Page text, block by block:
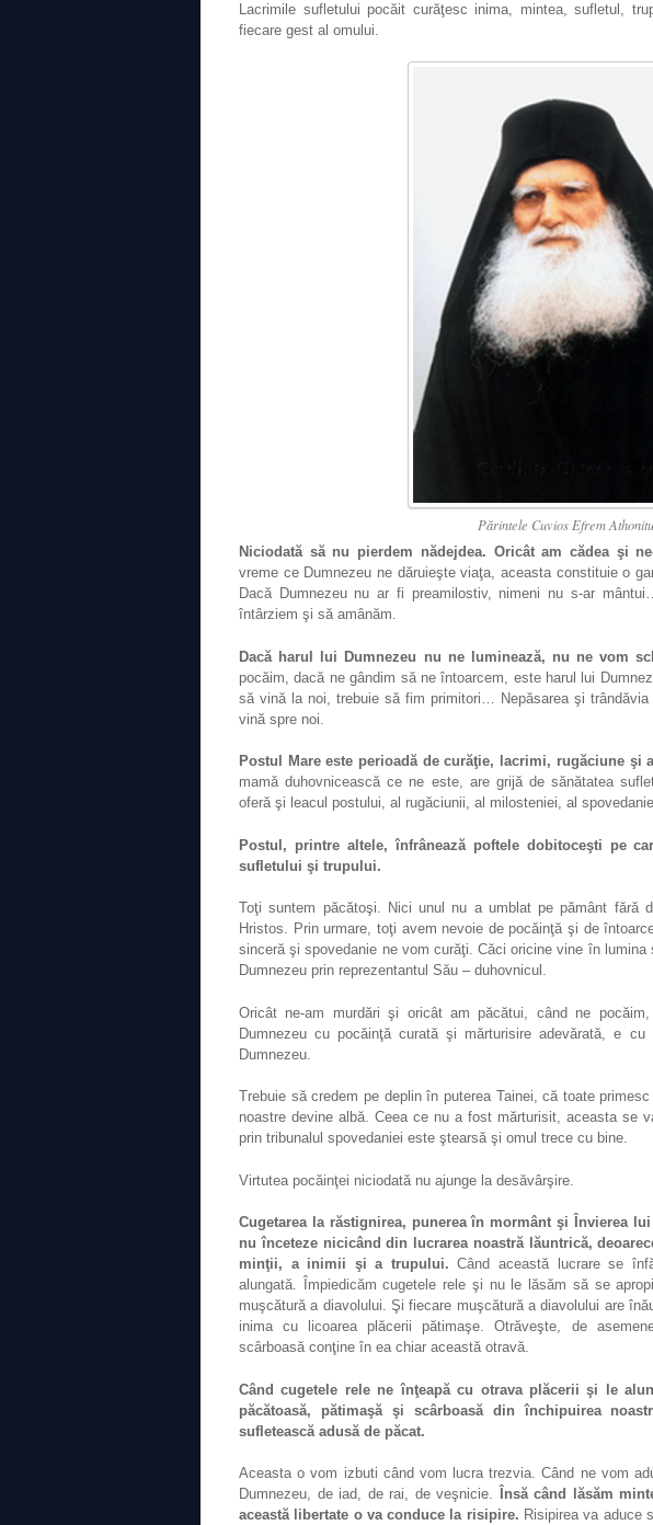
Lacrimile sufletului pocăit curăţesc inima, mintea, sufletul,
fiecare gest al omului.
Părintele Cuvios Efrem
Niciodată să nu pierdem nădejdea. Oricât am cădea şi
vreme ce Dumnezeu ne dăruieşte viaţa, aceasta constituie o
Dacă Dumnezeu nu ar fi preamilostiv, nimeni nu s-ar
întârziem şi să amânăm.
Dacă harul lui Dumnezeu nu ne luminează, nu ne vom
pocăim, dacă ne gândim să ne întoarcem, este harul lui
să vină la noi, trebuie să fim primitori… Nepăsarea şi
vină spre noi.
Postul Mare este perioadă de curăţie, lacrimi, rugăciune şi
mamă duhovnicească ce ne este, are grijă de sănătatea
oferă şi leacul postului, al rugăciunii, al milosteniei, al
Postul, printre altele, înfrânează poftele dobitoceşti pe
sufletului şi trupului.
Toţi suntem păcătoşi. Nici unul nu a umblat pe pământ fără
Hristos. Prin urmare, toţi avem nevoie de pocăinţă şi de
sinceră şi spovedanie ne vom curăţi. Căci oricine vine în
Dumnezeu prin reprezentantul Său – duhovnicul.
Oricât ne-am murdări şi oricât am păcătui, când ne
Dumnezeu cu pocăinţă curată şi mărturisire adevărată, e
Dumnezeu.
Trebuie să credem pe deplin în puterea Tainei, că toate
noastre devine albă. Ceea ce nu a fost mărturisit, aceasta se
prin tribunalul spovedaniei este ştearsă şi omul trece cu bine.
Virtutea pocăinţei niciodată nu ajunge la desăvârşire.
Cugetarea la răstignirea, punerea în mormânt şi Învierea
nu înceteze nicicând din lucrarea noastră lăuntrică,
minţii, a inimii şi a trupului. Când această lucrare se
alungată. Împiedicăm cugetele rele şi nu le lăsăm să se
muşcătură a diavolului. Şi fiecare muşcătură a diavolului are
inima cu licoarea plăcerii pătimaşe. Otrăveşte, de
scârboasă conţine în ea chiar această otravă.
Când cugetele rele ne înţeapă cu otrava plăcerii şi le
păcătoasă, pătimaşă şi scârboasă din închipuirea
sufletească adusă de păcat.
Aceasta o vom izbuti când vom lucra trezvia. Când ne vom
Dumnezeu, de iad, de rai, de veşnicie.
Însă când lăsăm
această libertate o va conduce la risipire. Risipirea va aduce